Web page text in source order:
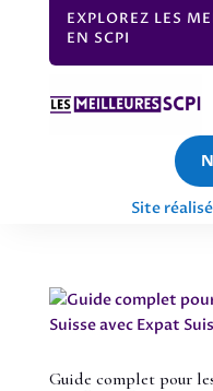
EXPLOREZ LES
EN SCPI
Site
Guide complet pour